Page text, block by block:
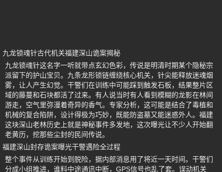
九龙锁魂针古代机关福建深山诡案揭秘
九龙锁魂针这名字一听就带点玄幻色彩，传说是明清时期某个隐秘宗
派留下的护山宝贝。九条龙形锁链缠绕核心机关，针尖能释放迷魂烟
雾，让人产生幻觉。干警们在训练中可能踩到触发石板，结果整片区
域的藤蔓和石块都活了过来。有人说当时有人看到模糊的龙影在林间
游走，空气里弥漫着奇异的香气。专家分析，这可能是结合了毒植和
机械的复合陷阱，设计得极为巧妙，既能防盗墓又能迷惑外人。福建
这块深山老林历史上就是神秘事件多发地，这次曝光让不少人开始翻
老黄历，挖那些尘封的民间传说。
福建深山封存诡案曝光干警遇险全过程
整个事件从训练开始到脱险，据内部消息用了将近一天时间。干警们
分成小组推进，谁料中途通讯中断，GPS信号也乱了套。误动机关